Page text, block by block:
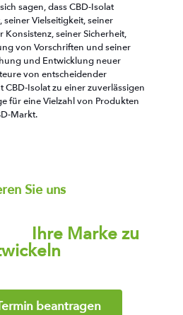
sagen, dass CBD-Isolat
Vielseitigkeit, seiner
Konsistenz, seiner Sicherheit,
von Vorschriften und seiner
und Entwicklung neuer
von entscheidender
CBD-Isolat zu einer zuverlässigen
für eine Vielzahl von Produkten
Markt.
Sie uns
Ihre Marke zu
beantragen